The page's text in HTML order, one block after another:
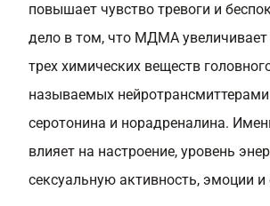
повышает чувство тревоги и
дело в том, что МДМА увеличивает
трех химических веществ
называемых
серотонина и норадреналина.
влияет на настроение, уровень
сексуальную активность, эмоции и